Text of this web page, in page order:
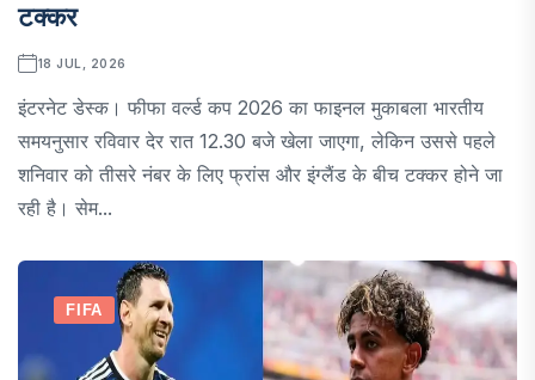
टक्कर
18 JUL, 2026
इंटरनेट डेस्क। फीफा वर्ल्ड कप 2026 का फाइनल मुकाबला भारतीय
समयनुसार रविवार देर रात 12.30 बजे खेला जाएगा, लेकिन उससे पहले
शनिवार को तीसरे नंबर के लिए फ्रांस और इंग्लैंड के बीच टक्कर होने जा
रही है। सेम...
FIFA